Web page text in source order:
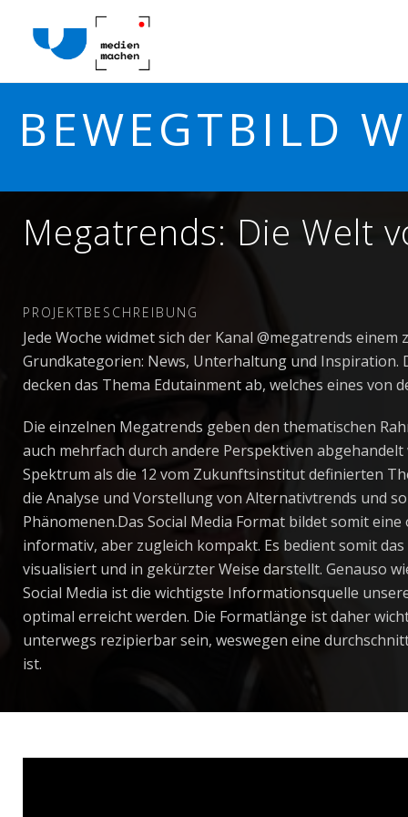
BEWEGTBILD
Megatrends: Die Welt
PROJEKTBESCHREIBUNG
Jede Woche widmet sich der Kanal @megatrends
Grundkategorien: News, Unterhaltung und Inspiration.
decken das Thema Edutainment ab, welches eines von
Die einzelnen Megatrends geben den thematischen
auch mehrfach durch andere Perspektiven
Spektrum als die 12 vom Zukunftsinstitut definierten
die Analyse und Vorstellung von Alternativtrends und
Phänomenen.Das Social Media Format bildet somit
informativ, aber zugleich kompakt. Es bedient somit
visualisiert und in gekürzter Weise darstellt. Genauso
Social Media ist die wichtigste Informationsquelle
optimal erreicht werden. Die Formatlänge ist daher
unterwegs rezipierbar sein, weswegen eine
ist.